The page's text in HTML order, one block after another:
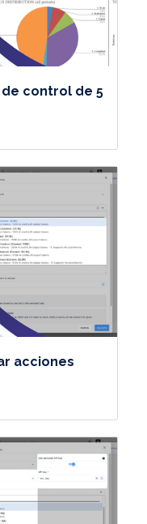
de control de 5
acciones